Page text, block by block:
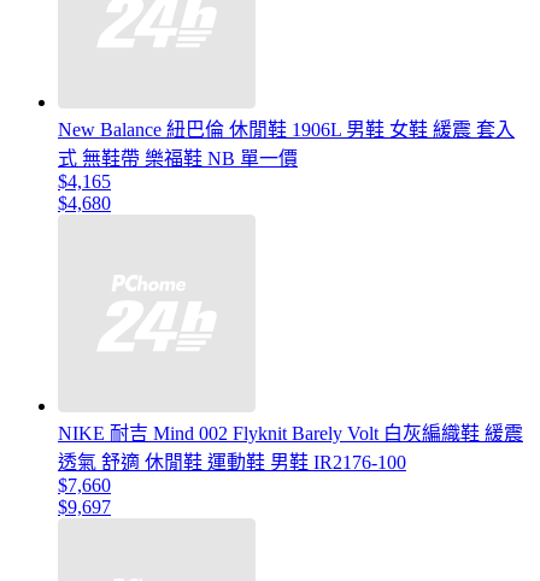
New Balance 紐巴倫 休閒鞋 1906L 男鞋 女鞋 緩震 套入
式 無鞋帶 樂福鞋 NB 單一價
$4,165
$4,680
NIKE 耐吉 Mind 002 Flyknit Barely Volt 白灰編織鞋 緩震
透氣 舒適 休閒鞋 運動鞋 男鞋 IR2176-100
$7,660
$9,697